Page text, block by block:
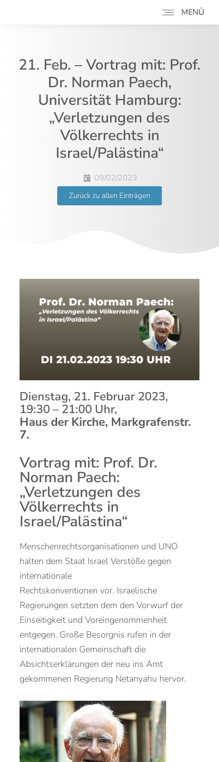
MENÜ
21. Feb. – Vortrag mit: Prof.
Dr. Norman Paech,
Universität Hamburg:
„Verletzungen des
Völkerrechts in
Israel/Palästina“
09/02/2023
Zurück zu allen Einträgen
Dienstag, 21. Februar 2023,
19:30– 21:00 Uhr,
Haus der Kirche, Markgrafenstr.
7.
Vortrag mit: Prof. Dr.
Norman Paech:
„Verletzungen des
Völkerrechts in
Israel/Palästina“
Menschenrechtsorganisationen und UNO
halten dem Staat Israel Verstöße gegen
internationale
Rechtskonventionen vor. Israelische
Regierungen setzten dem den Vorwurf der
Einseitigkeit und Voreingenommenheit
entgegen. Große Besorgnis rufen in der
internationalen Gemeinschaft die
Absichtserklärungen der neu ins Amt
gekommenen Regierung Netanyahu hervor.